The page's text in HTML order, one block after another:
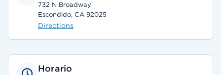
732 N Broadway
Escondido, CA 92025
Directions
Horario